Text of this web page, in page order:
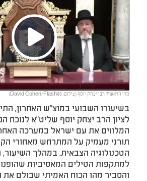
Play
Video
מרן הראש"ל רבי יצחק יוסף (צילום: David Cohen/Flash90)
בשיעורו השבועי במוצ"ש האחרון,
לציון הרב יצחק יוסף שליט"א לנוכח
המלווים את עם ישראל במערכה
תורני מעמיק על המתרחש מאחורי
הטכנולוגיה הצבאית. במהלך
למתקפות הטילים המאסיביות
והסביר מהו הכוח האמיתי שבולם את